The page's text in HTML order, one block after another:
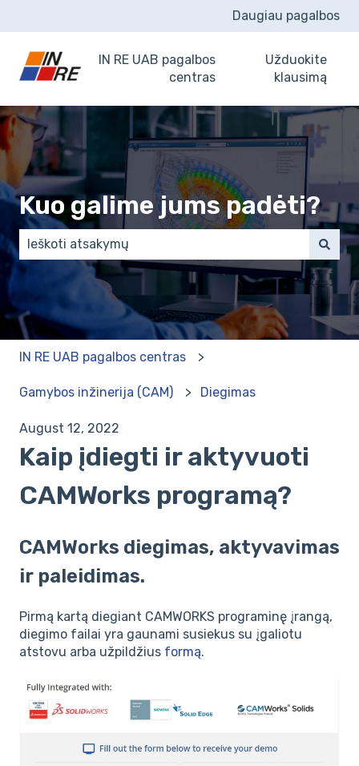
Daugiau pagalbos
IN RE UAB pagalbos
centras
Užduokite
klausimą
Kuo galime jums padėti?
There are no suggestions because the search field
IN RE UAB pagalbos centras
Gamybos inžinerija (CAM) Diegimas
August 12, 2022
Kaip įdiegti ir aktyvuoti
CAMWorks programą?
CAMWorks diegimas, aktyvavimas
ir paleidimas.
Pirmą kartą diegiant CAMWORKS programinę įrangą,
diegimo failai yra gaunami susiekus su įgaliotu
atstovu arba užpildžius formą.